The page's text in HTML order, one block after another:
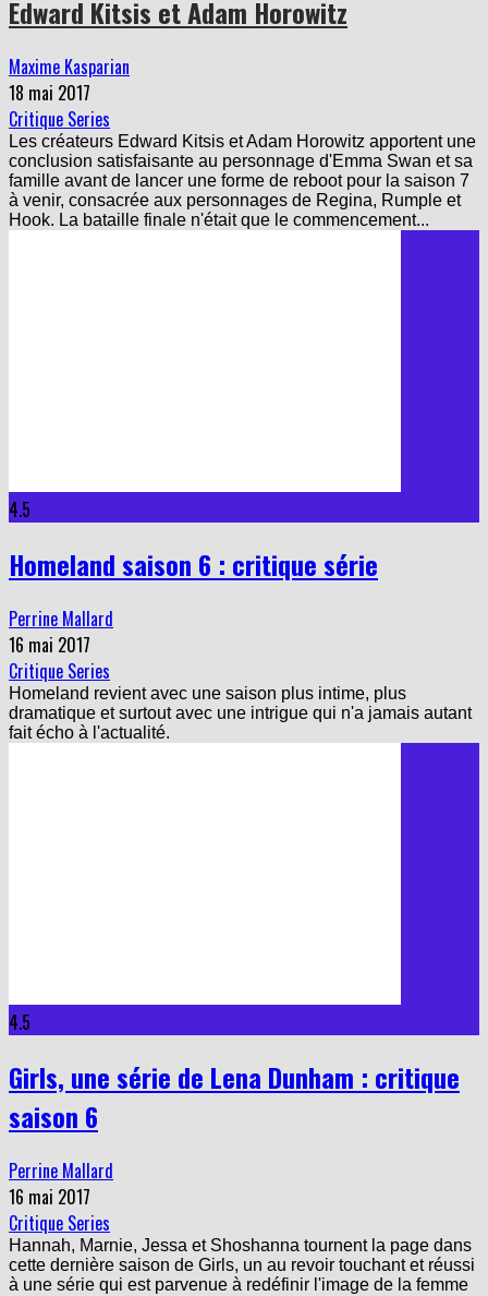
18 mai 2017
Critique Series
Les créateurs Edward Kitsis et Adam Horowitz apportent une
conclusion satisfaisante au personnage d'Emma Swan et sa
famille avant de lancer une forme de reboot pour la saison 7
à venir, consacrée aux personnages de Regina, Rumple et
Hook. La bataille finale n'était que le commencement...
4.5
Homeland saison 6 : critique série
16 mai 2017
Critique Series
Homeland revient avec une saison plus intime, plus
dramatique et surtout avec une intrigue qui n'a jamais autant
fait écho à l'actualité.
4.5
Girls, une série de Lena Dunham : critique
saison 6
16 mai 2017
Critique Series
Hannah, Marnie, Jessa et Shoshanna tournent la page dans
cette dernière saison de Girls, un au revoir touchant et réussi
à une série qui est parvenue à redéfinir l'image de la femme
dans le paysage télévisuel.